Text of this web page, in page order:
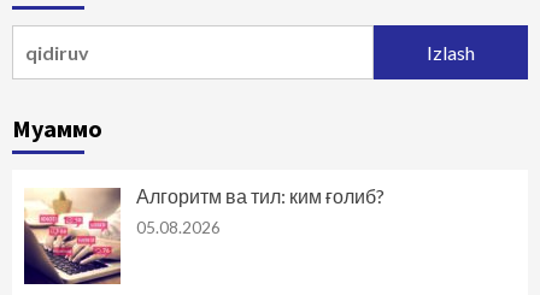
Муаммо
Алгоритм ва тил: ким ғолиб?
05.08.2026